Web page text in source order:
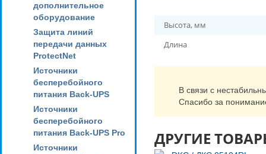
дополнительное
оборудование
Защита линий
передачи данных
ProtectNet
Источники
бесперебойного
питания Back-UPS
Источники
бесперебойного
питания Back-UPS Pro
Источники
Высота, мм
Длина
В связи с
Спасибо за
ДРУГИЕ